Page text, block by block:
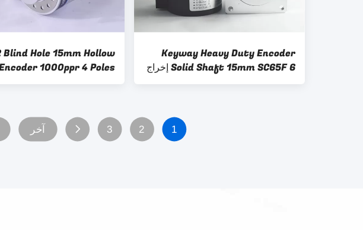
Blind Hole 15mm Hollow
1000ppr 4 Poles
Keyway Heavy Duty Encoder
Solid Shaft 15mm SC65F 6 إخراج
خط تشغيل المحرك
1
2
3 آخر